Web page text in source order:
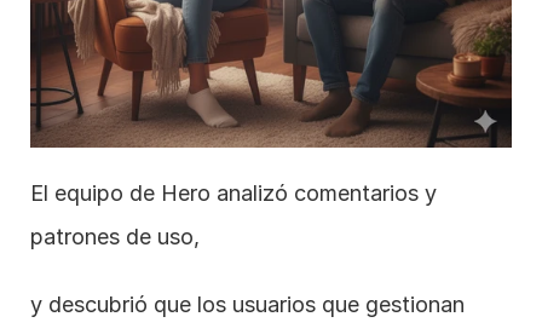
El equipo de Hero analizó comentarios y
patrones de uso,
y descubrió que los usuarios que gestionan